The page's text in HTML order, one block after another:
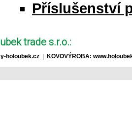
Příslušenství
trade s.r.o.:
holoubek.cz KOVOVÝROBA: